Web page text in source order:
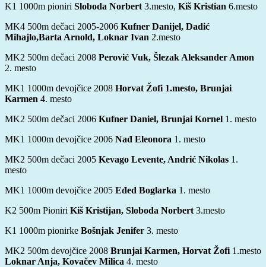
K1 1000m pioniri Sloboda Norbert 3.mesto, Kiš Kristian 6.mesto
MK4 500m dečaci 2005-2006 Kufner Danijel, Dadić
Mihajlo,Barta Arnold, Loknar Ivan 2.mesto
MK2 500m dečaci 2008 Perović Vuk, Šlezak Aleksander Amon
2. mesto
MK1 1000m devojčice 2008 Horvat Žofi 1.mesto, Brunjai
Karmen 4. mesto
MK2 500m dečaci 2006 Kufner Daniel, Brunjai Kornel 1. mesto
MK1 1000m devojčice 2006 Nađ Eleonora 1. mesto
MK2 500m dečaci 2005 Kevago Levente, Andrić Nikolas 1.
mesto
MK1 1000m devojčice 2005 Eđed Boglarka 1. mesto
K2 500m Pioniri Kiš Kristijan, Sloboda Norbert 3.mesto
K1 1000m pionirke Bošnjak Jenifer 3. mesto
MK2 500m devojčice 2008 Brunjai Karmen, Horvat Žofi 1.mesto
Loknar Anja, Kovačev Milica 4. mesto